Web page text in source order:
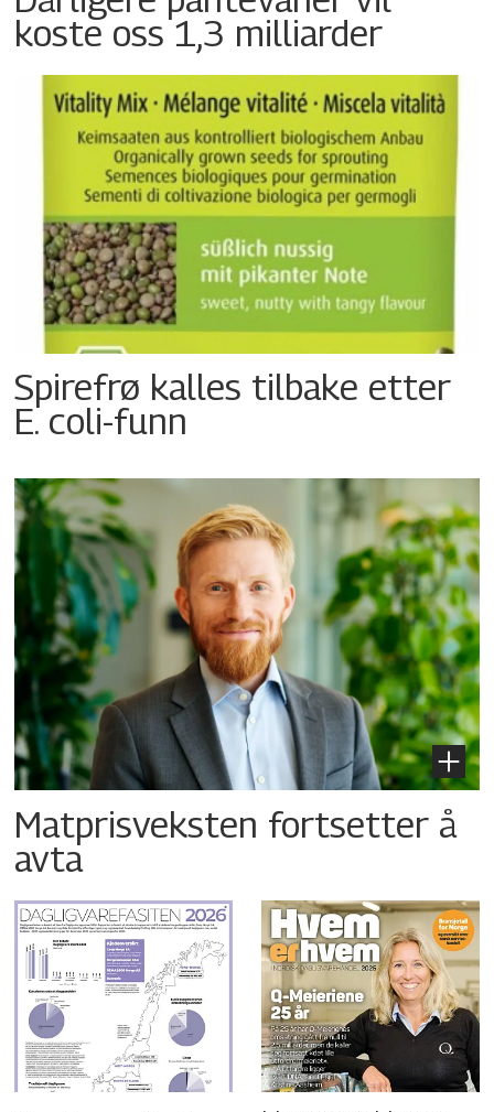
koste oss 1,3 milliarder
Spirefrø kalles tilbake etter
E. coli-funn
Matprisveksten fortsetter å
avta